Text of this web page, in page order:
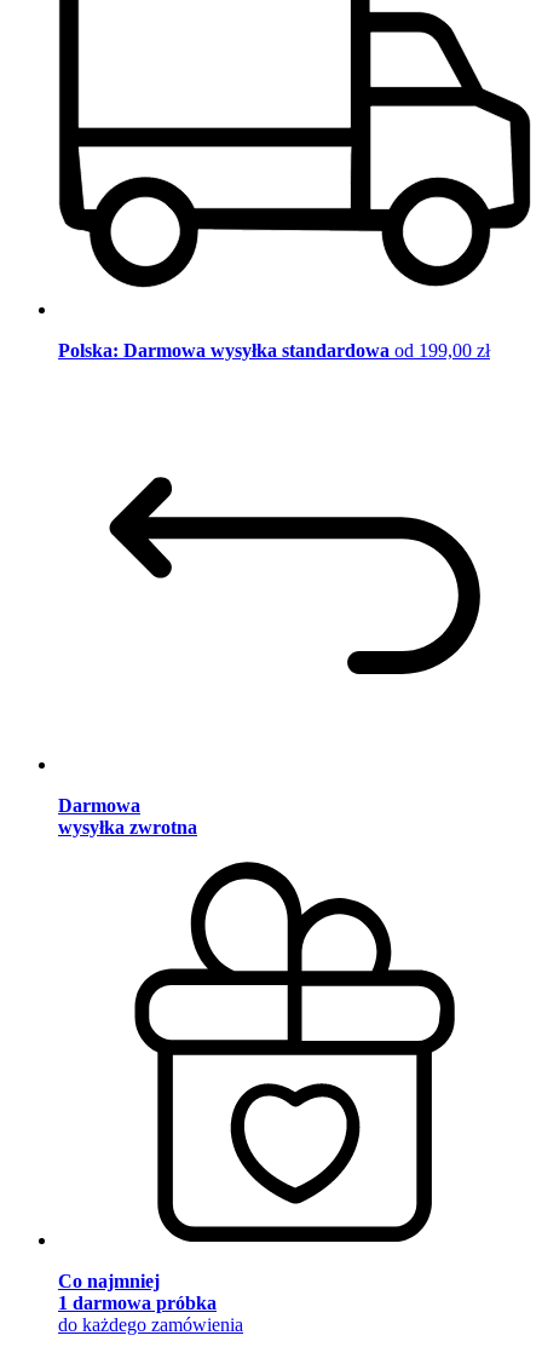
Polska: Darmowa wysyłka standardowa od 199,00 zł
Darmowa
wysyłka zwrotna
Co najmniej
1 darmowa próbka
do każdego zamówienia